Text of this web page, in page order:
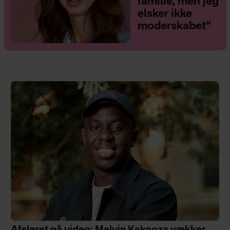
her
Julekurv.nu
af en julekurv med madvarer og
julegodter.
Hvornår
: Ansøgningsfrist 20.
november 2025.
Hvordan
: Se ansøgningsskema
Børnesagens Fællesråd
Hvad
: Hvis du er eneforsørger og har
svært ved at få økonomien til at hænge
elsker ikke
moderskabet”